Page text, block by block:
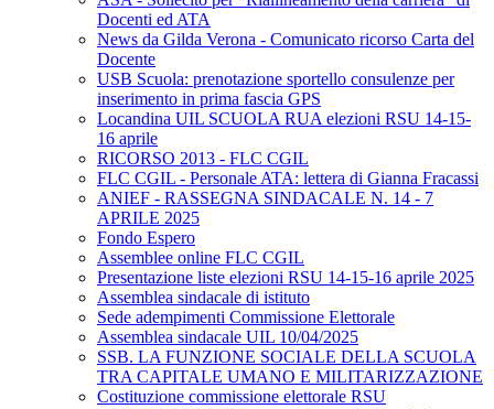
Docenti ed ATA
News da Gilda Verona - Comunicato ricorso Carta del
Docente
USB Scuola: prenotazione sportello consulenze per
inserimento in prima fascia GPS
Locandina UIL SCUOLA RUA elezioni RSU 14-15-
16 aprile
RICORSO 2013 - FLC CGIL
FLC CGIL - Personale ATA: lettera di Gianna Fracassi
ANIEF - RASSEGNA SINDACALE N. 14 - 7
APRILE 2025
Fondo Espero
Assemblee online FLC CGIL
Presentazione liste elezioni RSU 14-15-16 aprile 2025
Assemblea sindacale di istituto
Sede adempimenti Commissione Elettorale
Assemblea sindacale UIL 10/04/2025
SSB. LA FUNZIONE SOCIALE DELLA SCUOLA
TRA CAPITALE UMANO E MILITARIZZAZIONE
Costituzione commissione elettorale RSU